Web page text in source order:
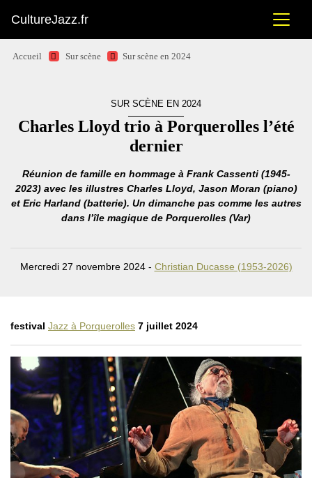
CultureJazz.fr
Accueil Sur scène Sur scène en 2024
SUR SCÈNE EN 2024
Charles Lloyd trio à Porquerolles l’été
dernier
Réunion de famille en hommage à Frank Cassenti (1945-
2023) avec les illustres Charles Lloyd, Jason Moran (piano)
et Eric Harland (batterie). Un dimanche pas comme les autres
dans l’île magique de Porquerolles (Var)
Mercredi 27 novembre 2024 - Christian Ducasse (1953-2026)
festival Jazz à Porquerolles 7 juillet 2024